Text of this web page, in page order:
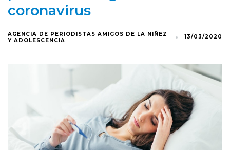
coronavirus
AGENCIA DE PERIODISTAS AMIGOS DE LA NIÑEZ
Y ADOLESCENCIA
13/03/2020